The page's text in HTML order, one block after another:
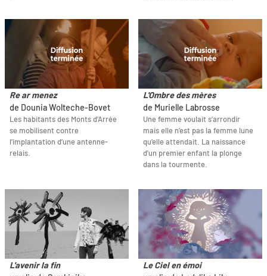
Re ar menez
de Dounia Wolteche-Bovet
Les habitants des Monts d’Arrée
se mobilisent contre
l’implantation d’une antenne-
relais.
L'Ombre des mères
de Murielle Labrosse
Une femme voulait s’arrondir
mais elle n’est pas la femme lune
qu’elle attendait. La naissance
d'un premier enfant la plonge
dans la tourmente.
L'avenir la fin
Le Ciel en émoi